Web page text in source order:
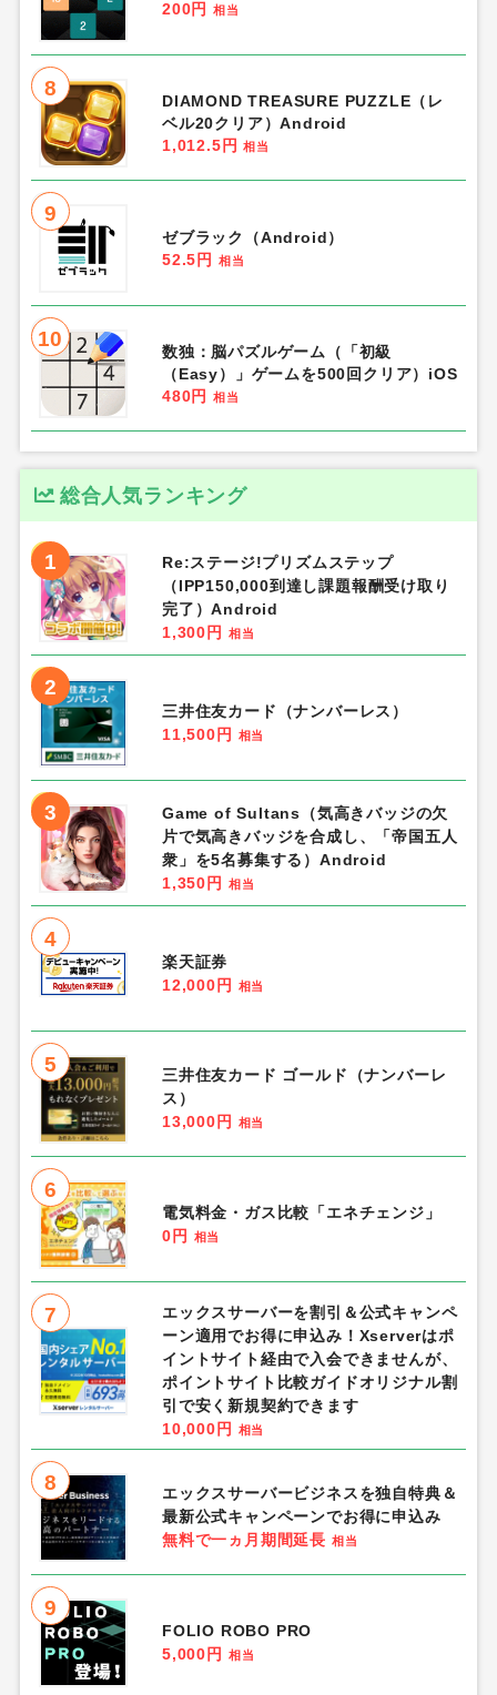
200円 相当
8
DIAMOND TREASURE PUZZLE（レ
ベル20クリア）Android
1,012.5円
相当
9
ゼブラック（Android）
52.5円
相当
10
数独：脳パズルゲーム（「初級
（Easy）」ゲームを500回クリア）iOS
480円
相当
総合人気ランキング
1
Re:ステージ!プリズムステップ
（IPP150,000到達し課題報酬受け取り
完了）Android
1,300円
相当
2
三井住友カード（ナンバーレス）
11,500円
相当
3
Game of Sultans（気高きバッジの欠
片で気高きバッジを合成し、「帝国五人
衆」を5名募集する）Android
1,350円
相当
4
楽天証券
12,000円
相当
5
三井住友カード ゴールド（ナンバーレ
ス）
13,000円
相当
6
電気料金・ガス比較「エネチェンジ」
0円
相当
7
エックスサーバーを割引＆公式キャンペ
ーン適用でお得に申込み！Xserverはポ
イントサイト経由で入会できませんが、
ポイントサイト比較ガイドオリジナル割
引で安く新規契約できます
10,000円
相当
8
エックスサーバービジネスを独自特典＆
最新公式キャンペーンでお得に申込み
無料で一ヵ月期間延長 相当
9
FOLIO ROBO PRO
5,000円
相当